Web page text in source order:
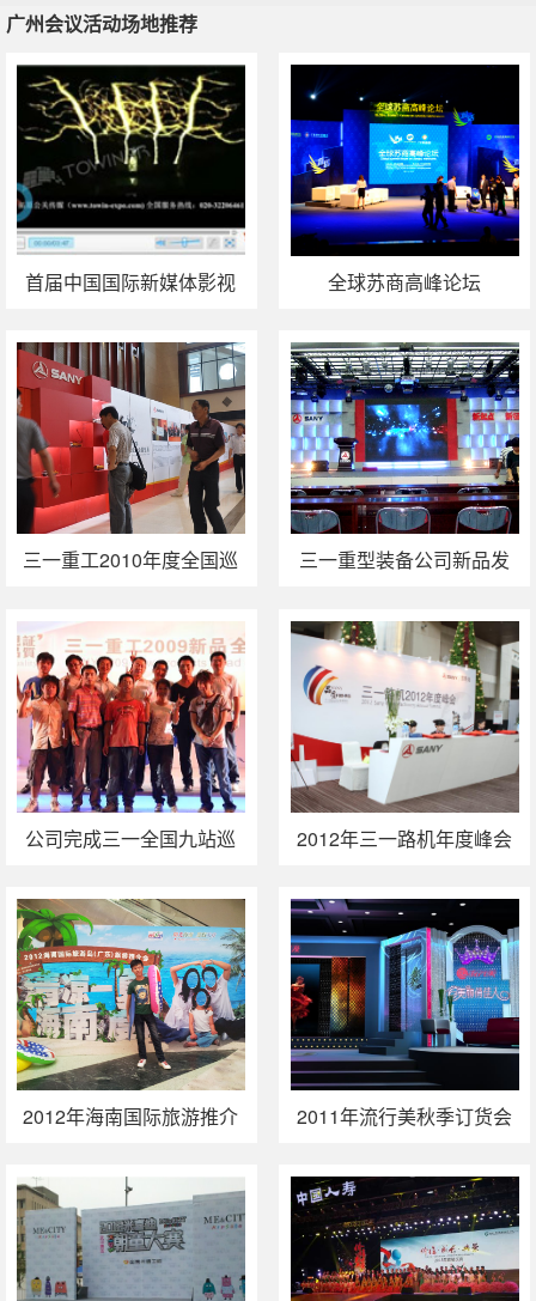
广州会议活动场地推荐
广州会议活动场地推荐
广州发布会策划 广州政府活动策划 广州庆典活动策划
广州颁奖
晚会策划
首届中国国际新媒体影视
全球苏商高峰论坛
三一重工2010年度全国巡
三一重型装备公司新品发
公司完成三一全国九站巡
2012年三一路机年度峰会
2012年海南国际旅游推介
2011年流行美秋季订货会